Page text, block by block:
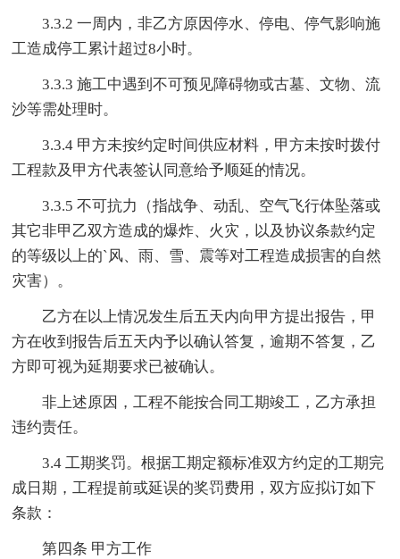
3.3.2 一周内，非乙方原因停水、停电、停气影响施
工造成停工累计超过8小时。
3.3.3 施工中遇到不可预见障碍物或古墓、文物、流
沙等需处理时。
3.3.4 甲方未按约定时间供应材料，甲方未按时拨付
工程款及甲方代表签认同意给予顺延的情况。
3.3.5 不可抗力（指战争、动乱、空气飞行体坠落或
其它非甲乙双方造成的爆炸、火灾，以及协议条款约定
的等级以上的`风、雨、雪、震等对工程造成损害的自然
灾害）。
乙方在以上情况发生后五天内向甲方提出报告，甲
方在收到报告后五天内予以确认答复，逾期不答复，乙
方即可视为延期要求已被确认。
非上述原因，工程不能按合同工期竣工，乙方承担
违约责任。
3.4 工期奖罚。根据工期定额标准双方约定的工期完
成日期，工程提前或延误的奖罚费用，双方应拟订如下
条款：
第四条 甲方工作